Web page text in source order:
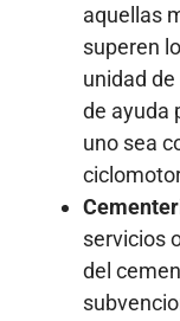
aquellas
superen
unidad
de ayuda
uno sea
servicios
del